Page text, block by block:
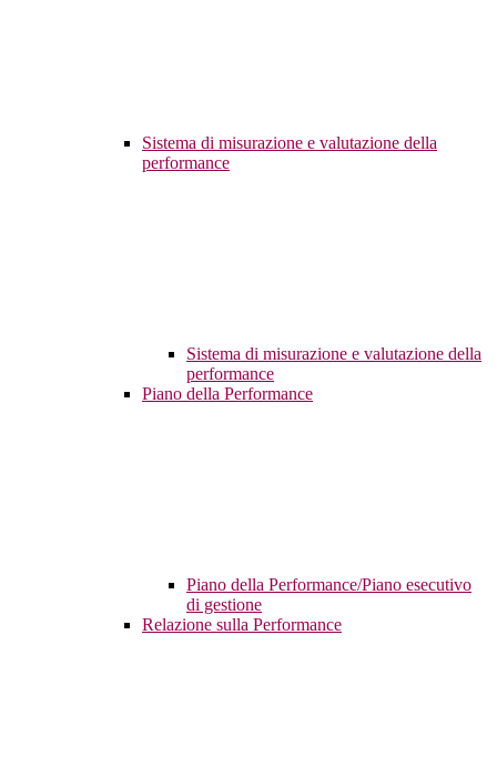
Sistema di misurazione e valutazione della
performance
Sistema di misurazione e valutazione della
performance
Piano della Performance
Piano della Performance/Piano esecutivo
di gestione
Relazione sulla Performance